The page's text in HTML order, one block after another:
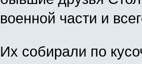
военной части и
Их собирали по